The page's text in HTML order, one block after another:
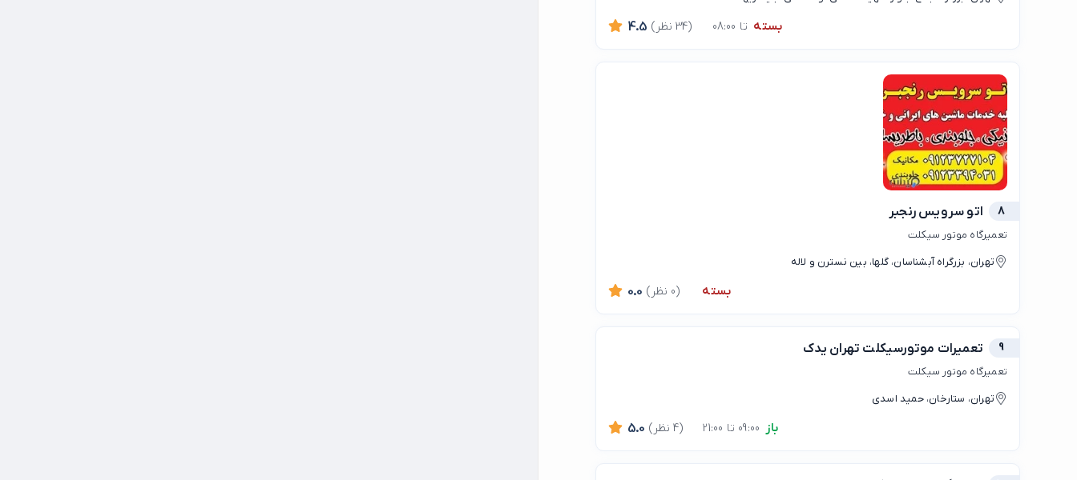
بسته تا 08:00 4.5 (34 نظر)
8 اتو سرویس رنجبر
تعمیرگاه موتور سیکلت
تهران، بزرگراه آبشناسان، گلها، بین نسترن و لاله
بسته 0.0 (0 نظر)
9 تعمیرات موتورسیکلت تهران یدک
تعمیرگاه موتور سیکلت
تهران، ستارخان، حمید اسدی
باز 5.0 (4 نظر)